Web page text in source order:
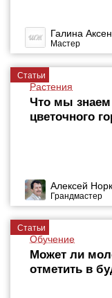
Галина
Мастер
Статьи
Растения
Что мы знаем
цветочного
Алексей
Грандмастер
Статьи
Обучение
Может ли
отметить в